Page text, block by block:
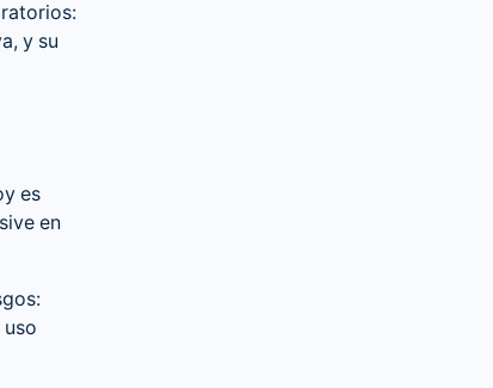
y su
es
en